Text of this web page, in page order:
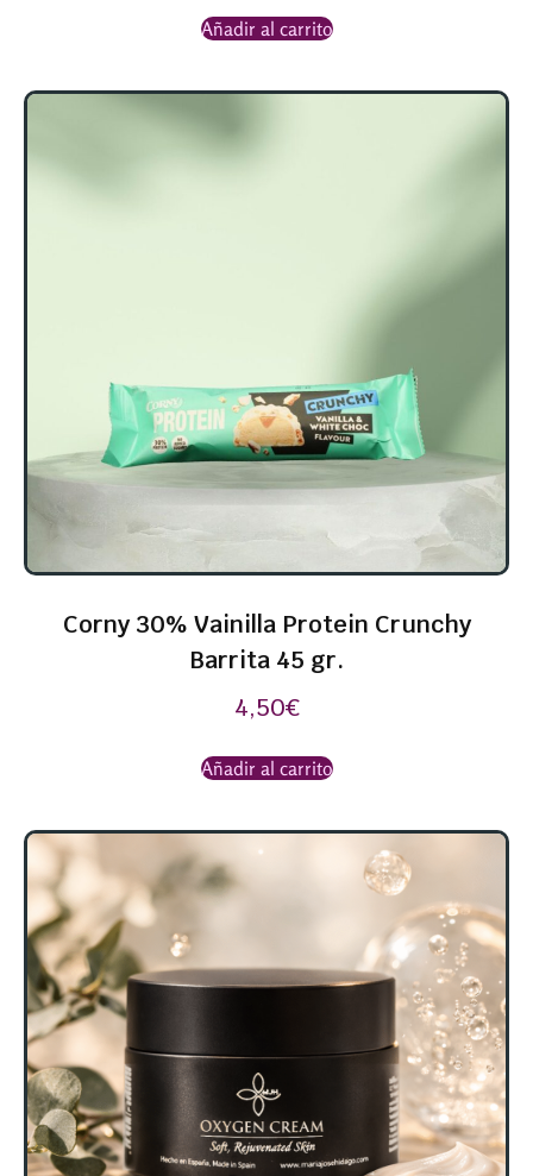
Añadir al carrito
Corny 30% Vainilla Protein Crunchy
Barrita 45 gr.
4,50€
Añadir al carrito